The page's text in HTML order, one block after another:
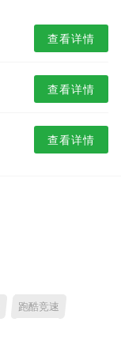
查看详情
查看详情
查看详情
跑酷竞速